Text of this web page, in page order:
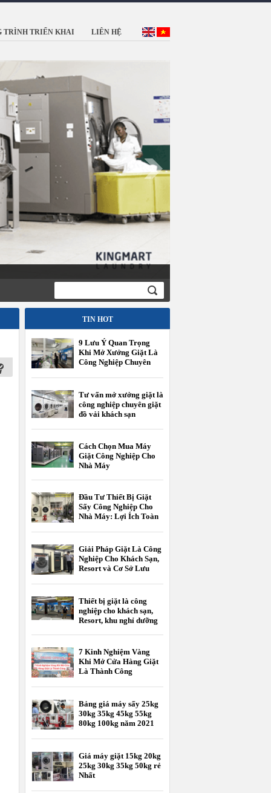
TRÌNH TRIỂN KHAI LIÊN HỆ
TIN HOT
9 Lưu Ý Quan Trọng
Khi Mở Xưởng Giặt Là
Công Nghiệp Chuyên
Tư vấn mở xưởng giặt là
công nghiệp chuyên giặt
đồ vải khách sạn
Cách Chọn Mua Máy
Giặt Công Nghiệp Cho
Nhà Máy
Đầu Tư Thiết Bị Giặt
Sấy Công Nghiệp Cho
Nhà Máy: Lợi Ích Toàn
Giải Pháp Giặt Là Công
Nghiệp Cho Khách Sạn,
Resort và Cơ Sở Lưu
Thiết bị giặt là công
nghiệp cho khách sạn,
Resort, khu nghỉ dưỡng
7 Kinh Nghiệm Vàng
Khi Mở Cửa Hàng Giặt
Là Thành Công
Bảng giá máy sấy 25kg
30kg 35kg 45kg 55kg
80kg 100kg năm 2021
Giá máy giặt 15kg 20kg
25kg 30kg 35kg 50kg rẻ
Nhất